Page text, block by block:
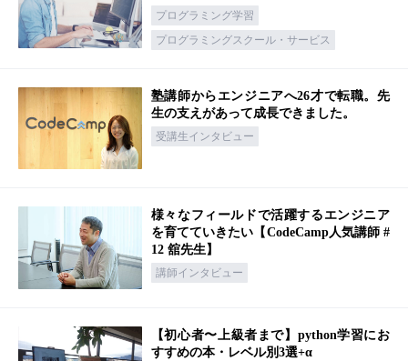
プログラミング学習
プログラミングスクール・サービス
塾講師からエンジニアへ26才で転職。先
生の支えがあって成長できました。
受講生インタビュー
様々なフィールドで活躍するエンジニア
を育てていきたい【CodeCamp人気講師 #
12 舘先生】
講師インタビュー
【初心者〜上級者まで】python学習にお
すすめの本・レベル別3選+α